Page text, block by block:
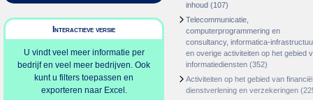
Interactieve versie
U vindt veel meer informatie per
bedrijf en veel meer bedrijven. Ook
kunt u filters toepassen en
exporteren naar Excel.
inhoud (107)
Telecommunicatie,
computerprogrammering en
consultancy, informatica-
en overige activiteiten op het gebied
informatiediensten (352)
Activiteiten op het gebied van
dienstverlening en verzekeringen